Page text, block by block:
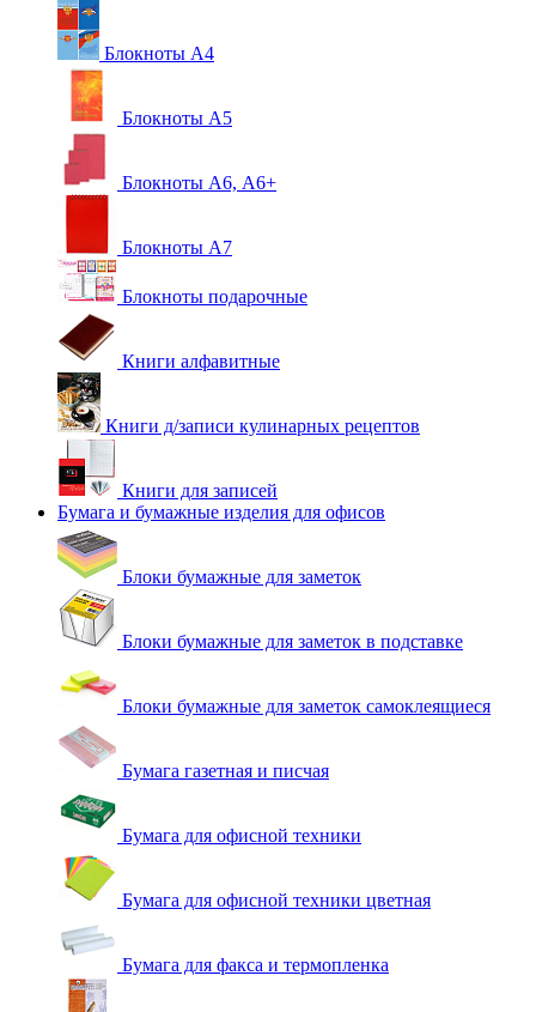
Блокноты А4
Блокноты А5
Блокноты А6, А6+
Блокноты А7
Блокноты подарочные
Книги алфавитные
Книги д/записи кулинарных рецептов
Книги для записей
Бумага и бумажные изделия для офисов
Блоки бумажные для заметок
Блоки бумажные для заметок в подставке
Блоки бумажные для заметок самоклеящиеся
Бумага газетная и писчая
Бумага для офисной техники
Бумага для офисной техники цветная
Бумага для факса и термопленка